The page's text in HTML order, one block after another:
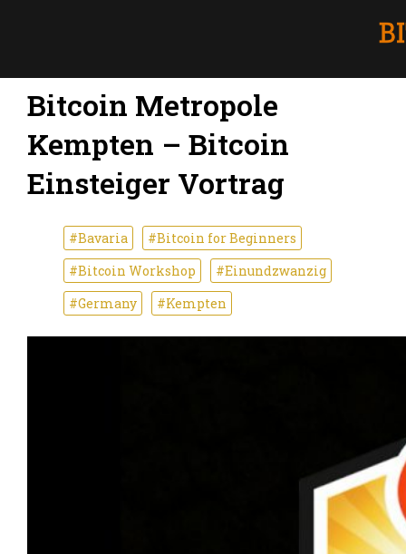
Bitcoin Metropole
Kempten – Bitcoin
Einsteiger Vortrag
#Bavaria
#Bitcoin for Beginners
#Bitcoin Workshop
#Einundzwanzig
#Germany
#Kempten